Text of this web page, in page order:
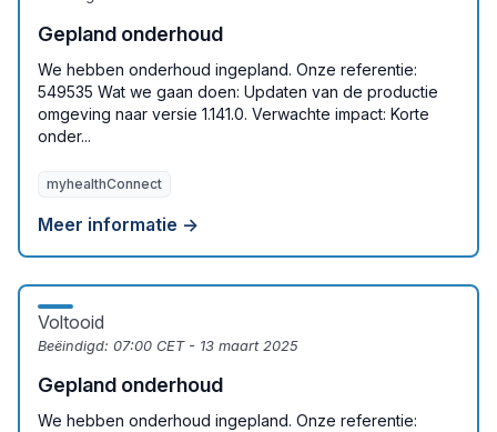
Gepland onderhoud
We hebben onderhoud ingepland. Onze referentie:
549535 Wat we gaan doen: Updaten van de productie
omgeving naar versie 1.141.0. Verwachte impact: Korte
onder...
myhealthConnect
Meer informatie →
Voltooid
Beëindigd: 07:00 CET - 13 maart 2025
Gepland onderhoud
We hebben onderhoud ingepland. Onze referentie: